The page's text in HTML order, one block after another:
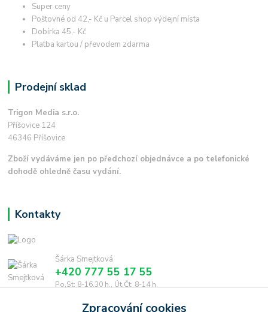
Super ceny
Poštovné od 42,- Kč u Parcel shop výdejní místa
Dobírka 45,- Kč
Platba kartou / převodem zdarma
Prodejní sklad
Trigon Media s.r.o.
Příšovice 124
46346 Příšovice
Zboží vydáváme jen po předchozí objednávce a po telefonické
dohodě ohledně času vydání.
Kontakty
Šárka Smejtková
+420 777 55 17 55
Po,St: 8-16.30 h., Út,Čt: 8-14 h.
smejtkova@trigonmedia.czZpracování cookies